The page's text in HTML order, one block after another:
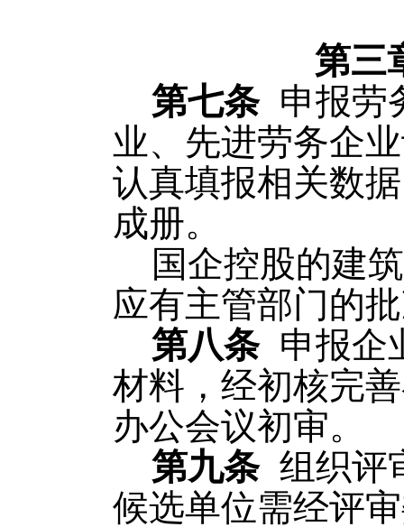
第三
第七条申报劳
业、先进劳务企
认真填报相关数
成册。
国企控股的建
应有主管部门的
第八条 申报企
材料，经初核完
办公会议初审。
第九条 组织评
候选单位需经评